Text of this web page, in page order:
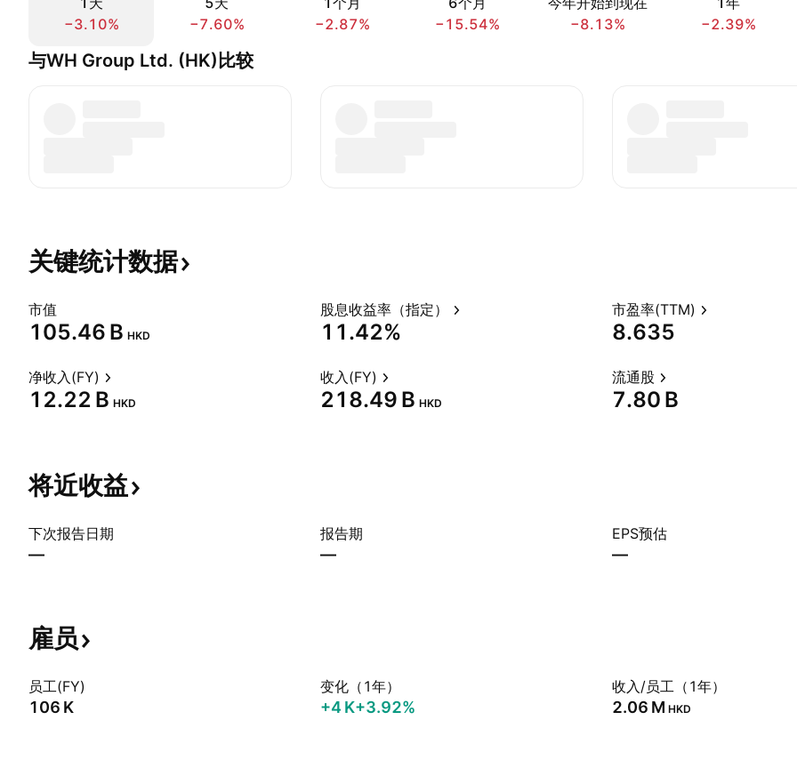
−3.10%
−7.60%
−2.87%
−15.54%
−8.13%
−2.39%
与WH Group Ltd. (HK)比较
关键统计数据
市值
‪105.46 B‬ HKD
股息收益率（指定）
11.42%
市盈率(TTM)
8.635
净收入(FY)
‪12.22 B‬ HKD
收入(FY)
‪218.49 B‬ HKD
流通股
‪7.80 B‬
将近收益
下次报告日期
—
报告期
—
EPS预估
—
雇员
员工(FY)
‪106 K‬
变化（1年）
‪+4 K‬+3.92%
收入/员工（1年）
‪2.06 M‬ HKD